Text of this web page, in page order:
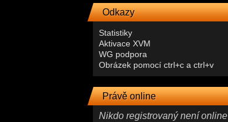
Odkazy
Statistiky
Aktivace XVM
WG podpora
Obrázek pomocí ctrl+c a ctrl+v
Právě online
Nikdo registrovaný není online